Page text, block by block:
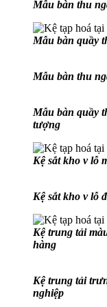
Mẫu bàn thu
Mẫu bàn quầy
Mẫu bàn thu
Mẫu bàn quầy
tượng
Kệ sắt kho v lỗ
Kệ sắt kho v lỗ
Kệ trung tải
hàng
Kệ trung tải
nghiệp